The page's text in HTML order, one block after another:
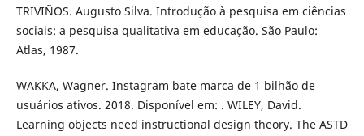
TRIVIÑOS. Augusto Silva. Introdução à pesquisa em ciências
sociais: a pesquisa qualitativa em educação. São Paulo:
Atlas, 1987.
WAKKA, Wagner. Instagram bate marca de 1 bilhão de
usuários ativos. 2018. Disponível em: . WILEY, David.
Learning objects need instructional design theory. The ASTD